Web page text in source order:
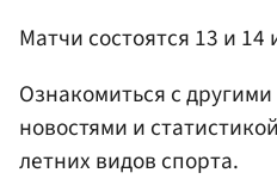
Матчи состоятся 13 и
Ознакомиться с
новостями и
летних видов спорта.